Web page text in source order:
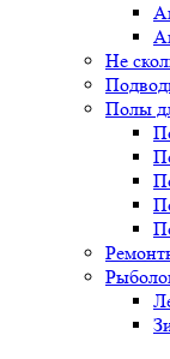
Не
Полы